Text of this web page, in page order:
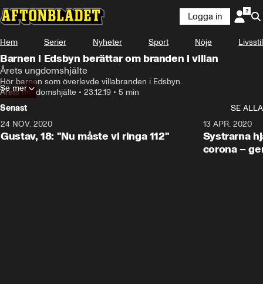
Logga in
Hem Serier Nyheter Sport Nöje Livsstil
Barnen i Edsbyn berättar om branden i villan
Årets ungdomshjälte
Hör barnen som överlevde villabranden i Edsbyn.
Årets ungdomshjälte • 23.12.19 • 5 min
Se mer
Senast
SE ALLA
24 NOV. 2020
Gustav, 18: "Nu måste vi ringa 112"
13 APR. 2020
Systrarna
corona –